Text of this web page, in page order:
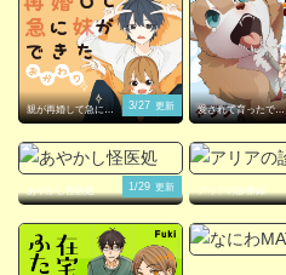
親が再婚して急に妹
ができた
3/27 更新
愛されて育ったでか
い獣人の話
あやかし怪医処 1/29 更新 アリアの診療録